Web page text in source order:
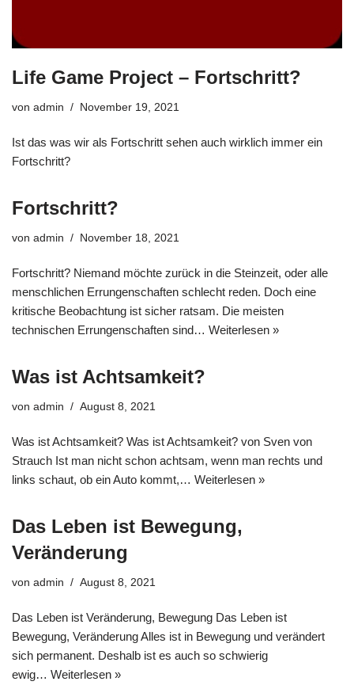
Life Game Project – Fortschritt?
von admin November 19, 2021
Ist das was wir als Fortschritt sehen auch wirklich immer ein
Fortschritt?
Fortschritt?
von admin November 18, 2021
Fortschritt? Niemand möchte zurück in die Steinzeit, oder alle
menschlichen Errungenschaften schlecht reden. Doch eine
kritische Beobachtung ist sicher ratsam. Die meisten
technischen Errungenschaften sind… Weiterlesen »
Was ist Achtsamkeit?
von admin August 8, 2021
Was ist Achtsamkeit? Was ist Achtsamkeit? von Sven von
Strauch Ist man nicht schon achtsam, wenn man rechts und
links schaut, ob ein Auto kommt,… Weiterlesen »
Das Leben ist Bewegung,
Veränderung
von admin August 8, 2021
Das Leben ist Veränderung, Bewegung Das Leben ist
Bewegung, Veränderung Alles ist in Bewegung und verändert
sich permanent. Deshalb ist es auch so schwierig
ewig… Weiterlesen »